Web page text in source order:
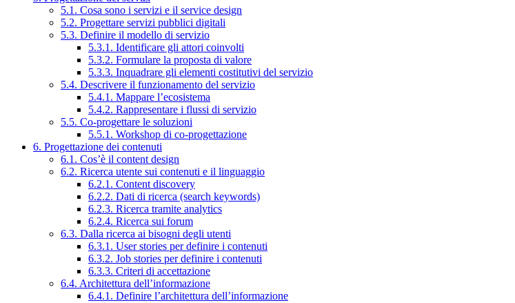
5.1. Cosa sono i servizi e il service design
5.2. Progettare servizi pubblici digitali
5.3. Definire il modello di servizio
5.3.1. Identificare gli attori coinvolti
5.3.2. Formulare la proposta di valore
5.3.3. Inquadrare gli elementi costitutivi del servizio
5.4. Descrivere il funzionamento del servizio
5.4.1. Mappare l’ecosistema
5.4.2. Rappresentare i flussi di servizio
5.5. Co-progettare le soluzioni
5.5.1. Workshop di co-progettazione
6. Progettazione dei contenuti
6.1. Cos’è il content design
6.2. Ricerca utente sui contenuti e il linguaggio
6.2.1. Content discovery
6.2.2. Dati di ricerca (search keywords)
6.2.3. Ricerca tramite analytics
6.2.4. Ricerca sui forum
6.3. Dalla ricerca ai bisogni degli utenti
6.3.1. User stories per definire i contenuti
6.3.2. Job stories per definire i contenuti
6.3.3. Criteri di accettazione
6.4. Architettura dell’informazione
6.4.1. Definire l’architettura dell’informazione